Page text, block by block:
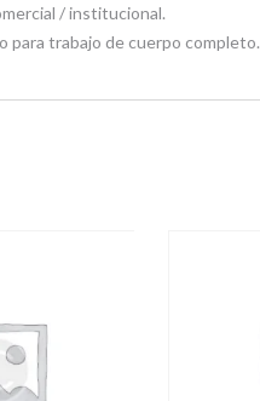
/ institucional.
para trabajo de cuerpo completo.